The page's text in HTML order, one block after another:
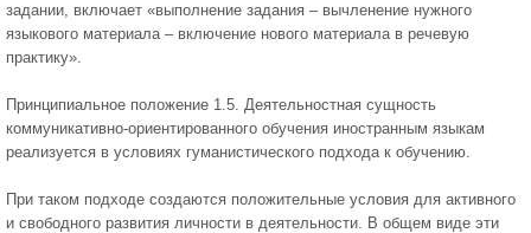
задании, включает «выполнение задания – вычленение нужного
языкового материала – включение нового материала в речевую
практику».
Принципиальное положение 1.5. Деятельностная сущность
коммуникативно-ориентированного обучения иностранным языкам
реализуется в условиях гуманистического подхода к обучению.
При таком подходе создаются положительные условия для активного
и свободного развития личности в деятельности. В общем виде эти